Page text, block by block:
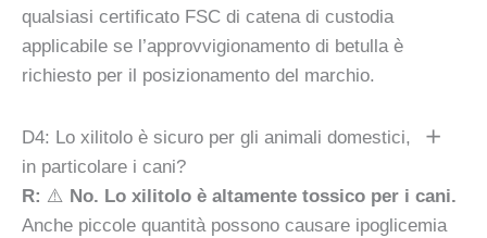
qualsiasi certificato FSC di catena di custodia
applicabile se l’approvvigionamento di betulla è
richiesto per il posizionamento del marchio.
D4: Lo xilitolo è sicuro per gli animali domestici,
in particolare i cani?
R: ⚠️ No. Lo xilitolo è altamente tossico per i cani.
Anche piccole quantità possono causare ipoglicemia